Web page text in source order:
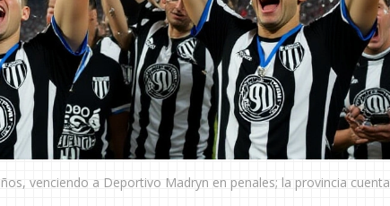
venciendo a Deportivo Madryn en penales; la provincia cuenta